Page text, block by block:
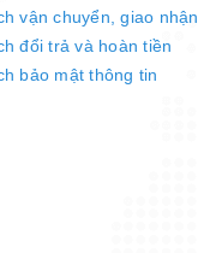
vận chuyển, giao nhận
đổi trả và hoàn tiền
bảo mật thông tin